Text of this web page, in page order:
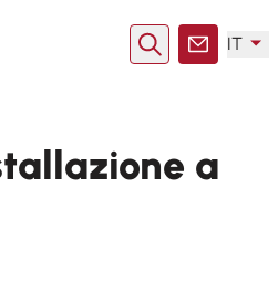
RicercaContatto
IT
a